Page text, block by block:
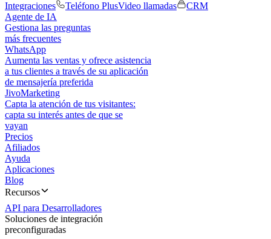
Integraciones
Teléfono PlusVideo llamadas
CRM
Agente de IA
Gestiona las preguntas
más frecuentes
WhatsApp
Aumenta las ventas y ofrece asistencia
a tus clientes a través de su aplicación
de mensajería preferida
JivoMarketing
Capta la atención de tus visitantes:
capta su interés antes de que se
vayan
Precios
Afiliados
Ayuda
Aplicaciones
Blog
Recursos
API para Desarrolladores
Soluciones de integración
preconfiguradas